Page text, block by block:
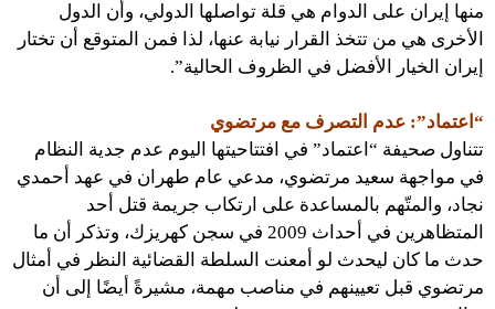
منها إيران على الدوام هي قلة تواصلها الدولي، وأن الدول
الأخرى هي من تتخذ القرار نيابة عنها، لذا فمن المتوقع أن تختار
إيران الخيار الأفضل في الظروف الحالية”.
“اعتماد”: عدم التصرف مع مرتضوي
تتناول صحيفة “اعتماد” في افتتاحيتها اليوم عدم جدية النظام
في مواجهة سعيد مرتضوي، مدعي عام طهران في عهد أحمدي
نجاد، والمتّهم بالمساعدة على ارتكاب جريمة قتل أحد
المتظاهرين في أحداث 2009 في سجن كهريزك، وتذكر أن ما
حدث ما كان ليحدث لو أمعنت السلطة القضائية النظر في أمثال
مرتضوي قبل تعيينهم في مناصب مهمة، مشيرةً أيضًا إلى أن